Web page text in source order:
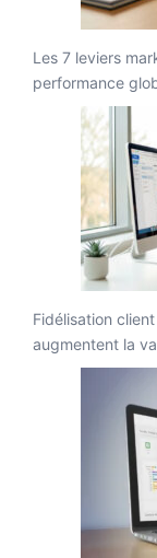
Les 7 leviers
performance
Fidélisation
augmentent la